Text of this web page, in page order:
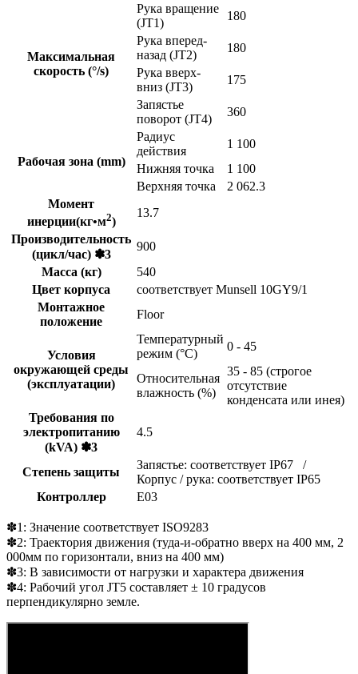
Максимальная
скорость (°/s)
Рука вращение
(JT1)
180
Рука вперед-
назад (JT2)
180
Рука вверх-
вниз (JT3)
175
Запястье
поворот (JT4)
360
Рабочая зона (mm)
Радиус
действия
1 100
Нижняя точка
1 100
Верхняя точка
2 062.3
Момент
инерции(кг•м2)
13.7
Производительность
(цикл/час) ✽3
900
Масса (кг)
540
Цвет корпуса
соответствует Munsell 10GY9/1
Монтажное
положение
Floor
Условия
окружающей среды
(эксплуатации)
Температурный
режим (°C)
0 - 45
Относительная
влажность (%)
35 - 85 (строгое
отсутствие
конденсата или инея)
Требования по
электропитанию
(kVA) ✽3
4.5
Степень защиты
Запястье: соответствует IP67 /
Корпус / рука: соответствует IP65
Контроллер
E03
✽1: Значение соответствует ISO9283
✽2: Траектория движения (туда-и-обратно вверх на 400 мм, 2
000мм по горизонтали, вниз на 400 мм)
✽3: В зависимости от нагрузки и характера движения
✽4: Рабочий угол JT5 составляет ± 10 градусов
перпендикулярно земле.